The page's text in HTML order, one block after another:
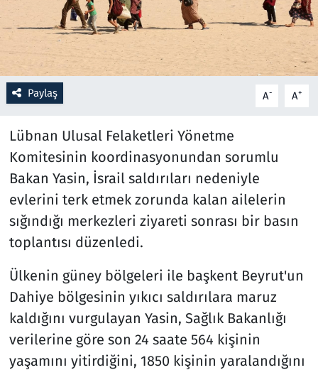
Paylaş A- A+
Lübnan Ulusal Felaketleri Yönetme
Komitesinin koordinasyonundan sorumlu
Bakan Yasin, İsrail saldırıları nedeniyle
evlerini terk etmek zorunda kalan ailelerin
sığındığı merkezleri ziyareti sonrası bir basın
toplantısı düzenledi.
Ülkenin güney bölgeleri ile başkent Beyrut'un
Dahiye bölgesinin yıkıcı saldırılara maruz
kaldığını vurgulayan Yasin, Sağlık Bakanlığı
verilerine göre son 24 saate 564 kişinin
yaşamını yitirdiğini, 1850 kişinin yaralandığını
Sağlık
Savunma Sanayi
Seçim 2023
Spor
Teknoloji ve Bilim
Televizyon